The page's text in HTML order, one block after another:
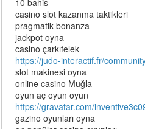
10 bahis
casino slot kazanma taktikleri
pragmatik bonanza
jackpot oyna
casino çarkıfelek
https://judo-interactif.fr/
slot makinesi oyna
online casino Muğla
oyun aç oyun oyun
https://gravatar.com/
gazino oyunları oyna